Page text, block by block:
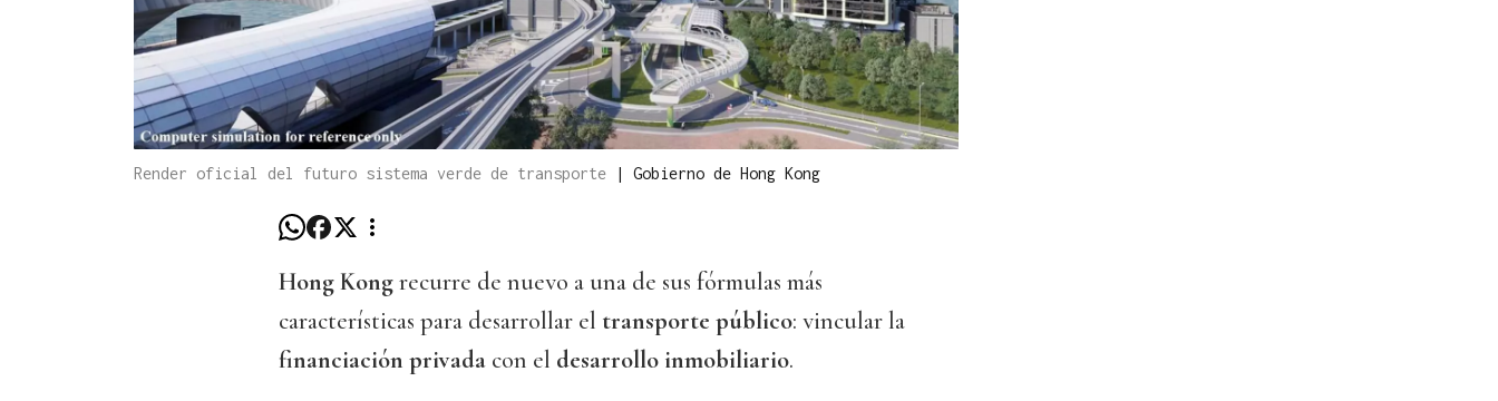
Render oficial del futuro sistema verde de transporte | Gobierno de Hong Kong
Hong Kongrecurre de nuevo a una de sus fórmulas más
características para desarrollar el transporte público: vincular la
financiación privada con el desarrollo inmobiliario.